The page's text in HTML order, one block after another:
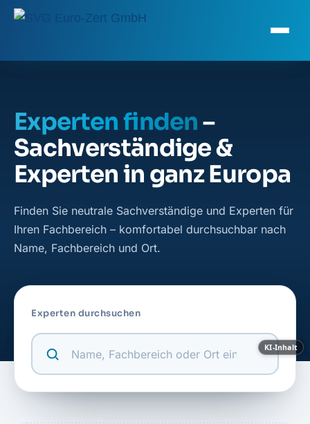
Experten finden–
Sachverständige &
Experten in ganz Europa
Finden Sie neutrale Sachverständige und Experten für
Ihren Fachbereich – komfortabel durchsuchbar nach
Name, Fachbereich und Ort.
KI-Inhalt
Experten durchsuchen